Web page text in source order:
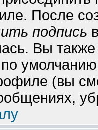
После
подпись
Вы
(вы